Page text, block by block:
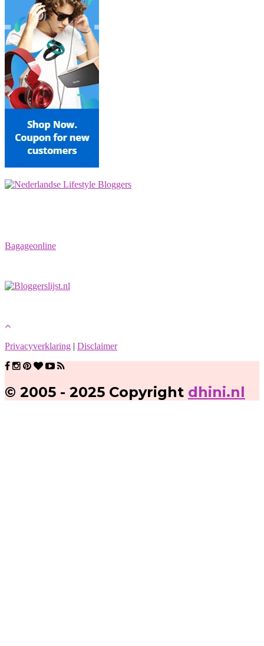
Bagageonline
Privacyverklaring | Disclaimer
© 2005 - 2025 Copyright dhini.nl